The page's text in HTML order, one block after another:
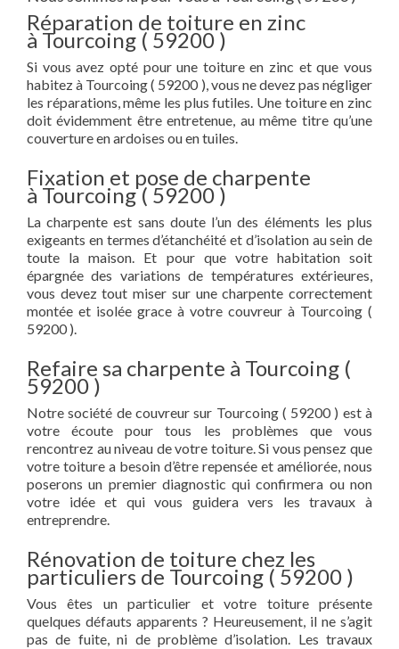
Réparation de toiture en zinc
à Tourcoing ( 59200 )
Si vous avez opté pour une toiture en zinc et que vous
habitez à Tourcoing ( 59200 ), vous ne devez pas négliger
les réparations, même les plus futiles. Une toiture en zinc
doit évidemment être entretenue, au même titre qu’une
couverture en ardoises ou en tuiles.
Fixation et pose de charpente
à Tourcoing ( 59200 )
La charpente est sans doute l’un des éléments les plus
exigeants en termes d’étanchéité et d’isolation au sein de
toute la maison. Et pour que votre habitation soit
épargnée des variations de températures extérieures,
vous devez tout miser sur une charpente correctement
montée et isolée grace à votre couvreur à Tourcoing (
59200 ).
Refaire sa charpente à Tourcoing (
59200 )
Notre société de couvreur sur Tourcoing ( 59200 ) est à
votre écoute pour tous les problèmes que vous
rencontrez au niveau de votre toiture. Si vous pensez que
votre toiture a besoin d’être repensée et améliorée, nous
poserons un premier diagnostic qui confirmera ou non
votre idée et qui vous guidera vers les travaux à
entreprendre.
Rénovation de toiture chez les
particuliers de Tourcoing ( 59200 )
Vous êtes un particulier et votre toiture présente
quelques défauts apparents ? Heureusement, il ne s’agit
pas de fuite, ni de problème d’isolation. Les travaux